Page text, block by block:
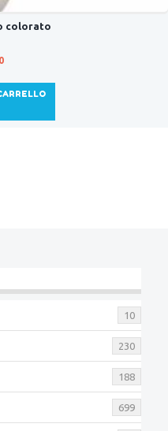
colorato
10
230
188
699